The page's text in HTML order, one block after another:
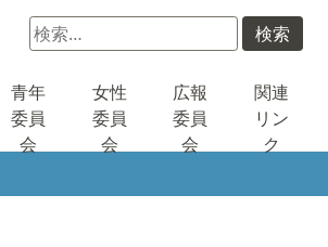
青年
委員
会
女性
委員
会
広報
委員
会
関連
リン
ク
検
索: